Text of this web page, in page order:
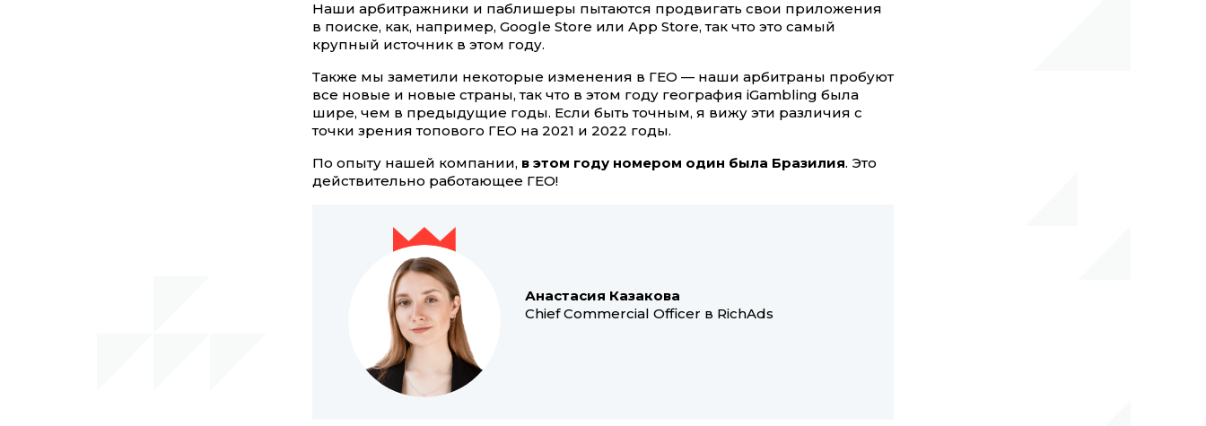
Наши арбитражники и паблишеры пытаются продвигать свои приложения
в поиске, как, например, Google Store или App Store, так что это самый
крупный источник в этом году.
Также мы заметили некоторые изменения в ГЕО — наши арбитраны пробуют
все новые и новые страны, так что в этом году география iGambling была
шире, чем в предыдущие годы. Если быть точным, я вижу эти различия с
точки зрения топового ГЕО на 2021 и 2022 годы.
По опыту нашей компании, в этом году номером один была Бразилия. Это
действительно работающее ГЕО!
Анастасия Казакова
Chief Commercial Officer в RichAds